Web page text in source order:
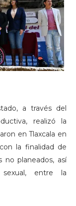
a través del
realizó la
en Tlaxcala en
la finalidad de
no planeados, así
entre la